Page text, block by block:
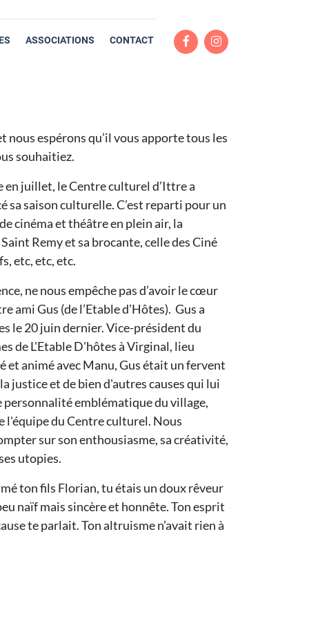
ASSOCIATIONS CONTACT
nous espérons qu’il vous apporte tous les
souhaitiez.
en juillet, le Centre culturel d’Ittre a
sa saison culturelle. C’est reparti pour un
cinéma et théâtre en plein air, la
Remy et sa brocante, celle des Ciné
etc, etc, etc.
ne nous empêche pas d’avoir le cœur
ami Gus (de l’Etable d’Hôtes). Gus a
le 20 juin dernier. Vice-président du
de L'Etable D'hôtes à Virginal, lieu
et animé avec Manu, Gus était un fervent
justice et de bien d'autres causes qui lui
personnalité emblématique du village,
l'équipe du Centre culturel. Nous
sur son enthousiasme, sa créativité,
utopies.
ton fils Florian, tu étais un doux rêveur
naïf mais sincère et honnête. Ton esprit
te parlait. Ton altruisme n’avait rien à